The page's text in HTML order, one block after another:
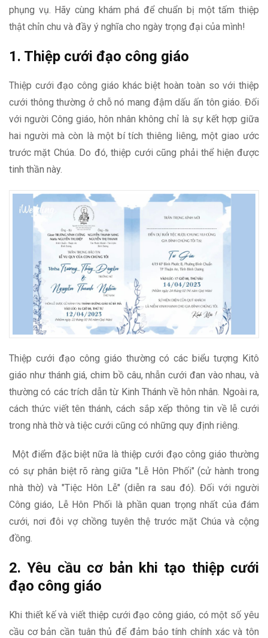
phụng vụ. Hãy cùng khám phá để chuẩn bị một tấm thiệp
thật chỉn chu và đầy ý nghĩa cho ngày trọng đại của mình!
1. Thiệp cưới đạo công giáo
Thiệp cưới đạo công giáo khác biệt hoàn toàn so với thiệp
cưới thông thường ở chỗ nó mang đậm dấu ấn tôn giáo. Đối
với người Công giáo, hôn nhân không chỉ là sự kết hợp giữa
hai người mà còn là một bí tích thiêng liêng, một giao ước
trước mặt Chúa. Do đó, thiệp cưới cũng phải thể hiện được
tinh thần này.
Thiệp cưới đạo công giáo thường có các biểu tượng Kitô
giáo như thánh giá, chim bồ câu, nhẫn cưới đan vào nhau, và
thường có các trích dẫn từ Kinh Thánh về hôn nhân. Ngoài ra,
cách thức viết tên thánh, cách sắp xếp thông tin về lễ cưới
trong nhà thờ và tiệc cưới cũng có những quy định riêng.
Một điểm đặc biệt nữa là thiệp cưới đạo công giáo thường
có sự phân biệt rõ ràng giữa "Lễ Hôn Phối" (cử hành trong
nhà thờ) và "Tiệc Hôn Lễ" (diễn ra sau đó). Đối với người
Công giáo, Lễ Hôn Phối là phần quan trọng nhất của đám
cưới, nơi đôi vợ chồng tuyên thệ trước mặt Chúa và cộng
đồng.
2. Yêu cầu cơ bản khi tạo thiệp cưới
đạo công giáo
Khi thiết kế và viết thiệp cưới đạo công giáo, có một số yêu
cầu cơ bản cần tuân thủ để đảm bảo tính chính xác và tôn